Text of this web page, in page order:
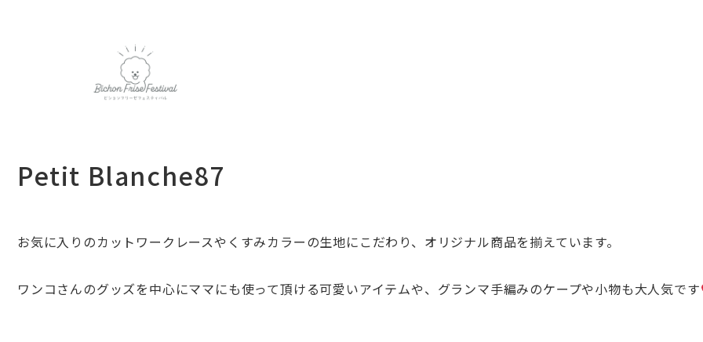
Petit Blanche87
お気に入りのカットワークレースや くすみカラーの生地にこだわり、オリジナル商品を揃えています。
ワンコさんのグッズを中心にママにも使って頂ける可愛いアイテムや、グランマ手編みのケープや小物も大人気です